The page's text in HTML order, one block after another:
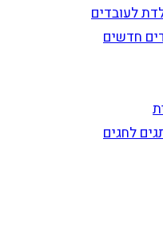
לעובדים
חדשים
לחגים